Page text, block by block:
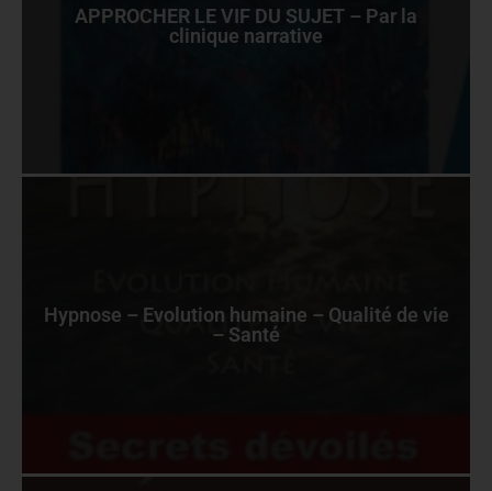
APPROCHER LE VIF DU SUJET – Par la
clinique narrative
Hypnose – Evolution humaine – Qualité de vie
– Santé